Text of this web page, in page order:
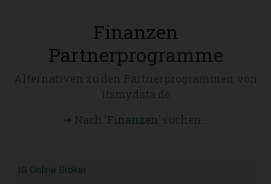
Finanzen
Partnerprogramme
Finanzen' suchen...
IG Online Broker